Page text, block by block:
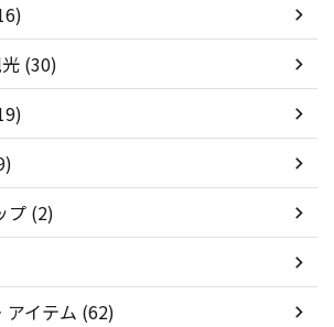
(30)
プ (2)
アイテム (62)